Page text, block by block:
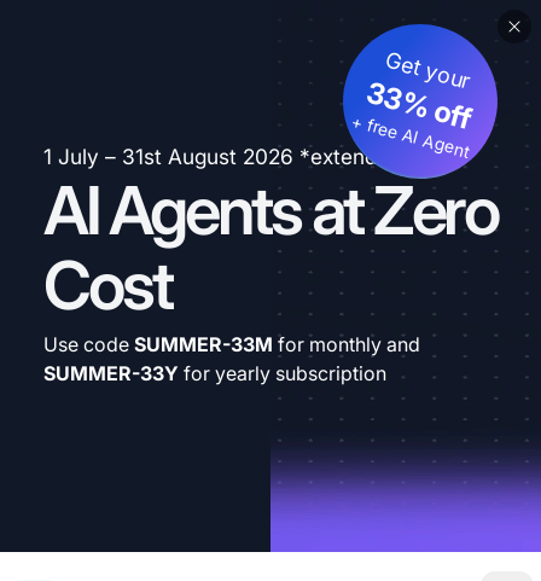
1 July – 31st August 2026 *extended
AI Agents at Zero
Cost
Get your
33% off
+ free AI Agent
Use code SUMMER-33M for monthly and
SUMMER-33Y for yearly subscription